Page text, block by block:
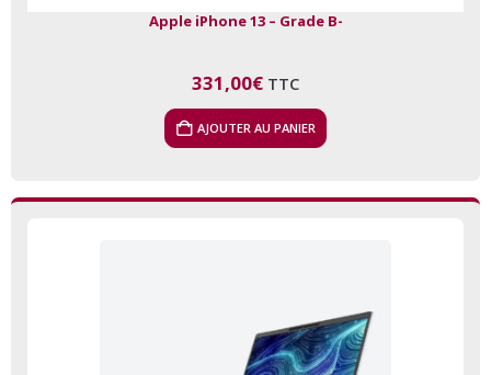
Apple iPhone 13 – Grade B-
331,00€ TTC
AJOUTER AU PANIER